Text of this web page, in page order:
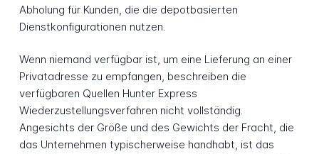
Abholung für Kunden, die die depotbasierten
Dienstkonfigurationen nutzen.
Wenn niemand verfügbar ist, um eine Lieferung an einer
Privatadresse zu empfangen, beschreiben die
verfügbaren Quellen Hunter Express
Wiederzustellungsverfahren nicht vollständig.
Angesichts der Größe und des Gewichts der Fracht, die
das Unternehmen typischerweise handhabt, ist das